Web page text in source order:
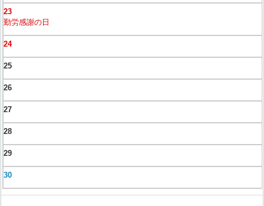
23
勤労感謝の日
24
25
26
27
28
29
30